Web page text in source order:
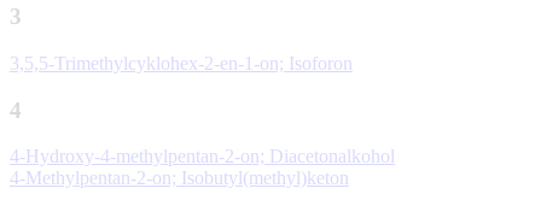
3
3,5,5-Trimethylcyklohex-2-en-1-on; Isoforon
4
4-Hydroxy-4-methylpentan-2-on; Diacetonalkohol
4-Methylpentan-2-on; Isobutyl(methyl)keton